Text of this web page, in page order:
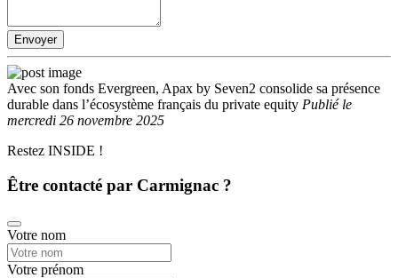
Envoyer
Avec son fonds Evergreen, Apax by Seven2 consolide sa présence
durable dans l’écosystème français du private equity Publiéle
mercredi 26 novembre 2025
Restez INSIDE !
Être contacté par Carmignac ?
Votre nom
Votre prénom